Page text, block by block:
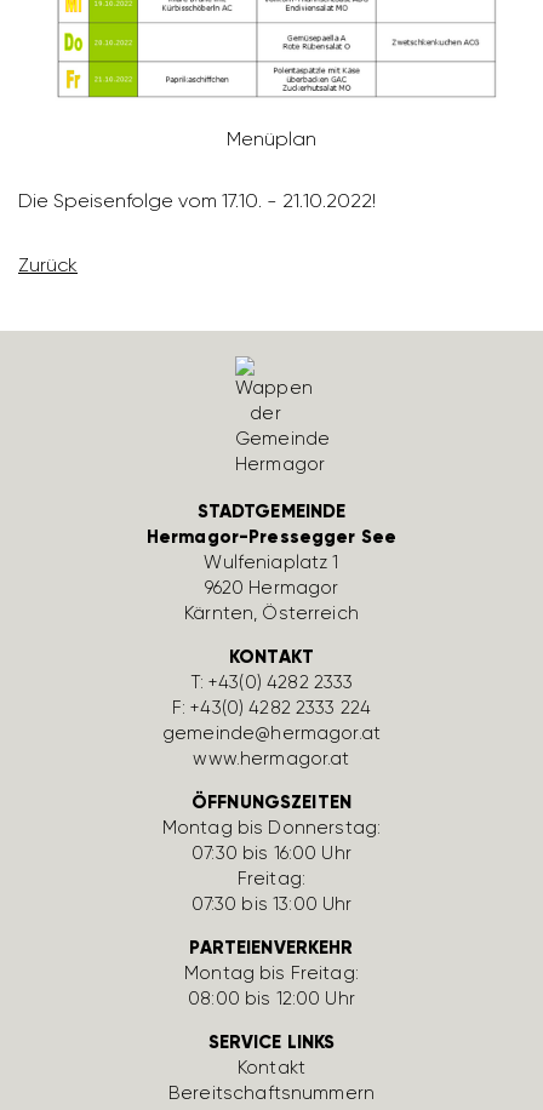
Menü­plan
Die Spei­sen­folge vom 17.10. - 21.10.2022!
Zurück
STADTGEMEINDE
Hermagor-Pressegger See
Wulfe­nia­platz 1
9620 Hermagor
Kärnten, Öster­reich
KONTAKT
T:+43(0) 4282 2333
F: +43(0) 4282 2333 224
gemeinde@hermagor.at
www.hermagor.at
ÖFFNUNGSZEITEN
Montag bis Donnerstag:
07:30 bis 16:00 Uhr
Freitag:
07:30 bis 13:00 Uhr
PARTEIENVERKEHR
Montag bis Freitag:
08:00 bis 12:00 Uhr
SERVICE LINKS
Kontakt
Bereit­schafts­num­mern